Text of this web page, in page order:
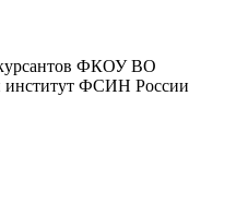
курсантов ФКОУ ВО
институт ФСИН России